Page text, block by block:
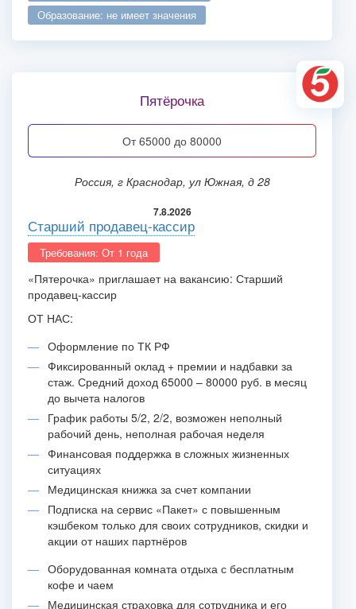
образование: не имеет значения
Пятёрочка
от 65000 до 80000
Россия, г Краснодар, ул Южная, д 28
7.8.2026
Старший продавец-кассир
Требования: От 1 года
«Пятерочка» приглашает на вакансию: Старший
продавец-кассир
ОТ НАС:
Оформление по ТК РФ
Фиксированный оклад + премии и надбавки за
стаж. Средний доход 65000 – 80000 руб. в месяц
до вычета налогов
График работы 5/2, 2/2, возможен неполный
рабочий день, неполная рабочая неделя
Финансовая поддержка в сложных жизненных
ситуациях
Медицинская книжка за счет компании
Подписка на сервис «Пакет» с повышенным
кэшбеком только для своих сотрудников, скидки и
акции от наших партнёров
Оборудованная комната отдыха с бесплатным
кофе и чаем
Медицинская страховка для сотрудника и его